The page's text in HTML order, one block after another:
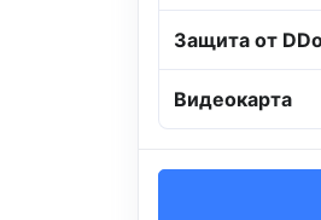
Защита от
Видеокарта